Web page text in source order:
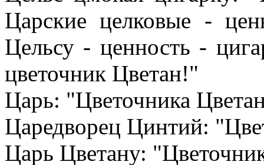
Царские целковые -
Цельсу - ценность -
цветочник Цветан!"
Царь: "Цветочника
Царедворец Цинтий:
Царь Цветану: